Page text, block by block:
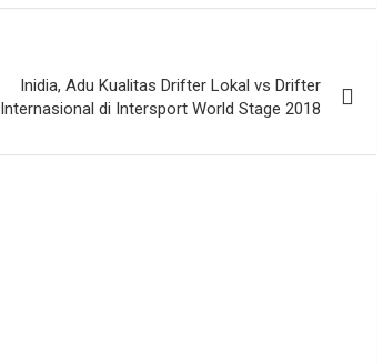
Inidia, Adu Kualitas Drifter Lokal vs Drifter
Internasional di Intersport World Stage 2018